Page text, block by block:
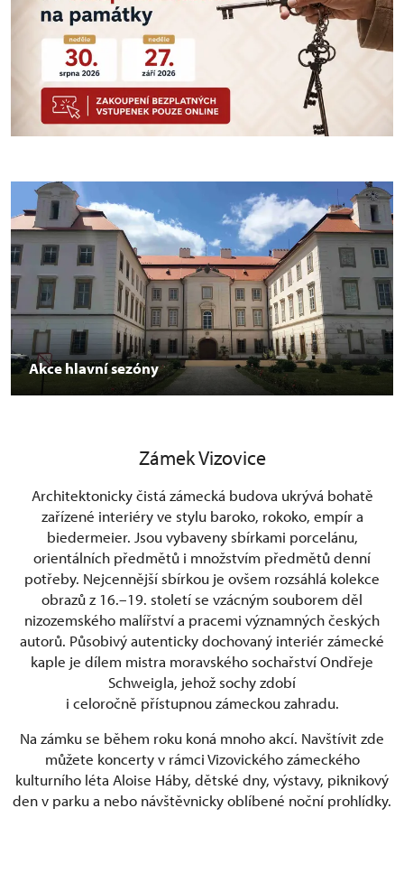
Akce hlavní sezóny
Zámek Vizovice
Architektonicky čistá zámecká budova ukrývá bohatě
zařízené interiéry ve stylu baroko, rokoko, empír a
biedermeier. Jsou vybaveny sbírkami porcelánu,
orientálních předmětů i množstvím předmětů denní
potřeby. Nejcennější sbírkou je ovšem rozsáhlá kolekce
obrazů z 16.–19. století se vzácným souborem děl
nizozemského malířství a pracemi významných českých
autorů. Působivý autenticky dochovaný interiér zámecké
kaple je dílem mistra moravského sochařství Ondřeje
Schweigla, jehož sochy zdobí
i celoročně přístupnou zámeckou zahradu.
Na zámku se během roku koná mnoho akcí. Navštívit zde
můžete koncerty v rámci Vizovického zámeckého
kulturního léta Aloise Háby, dětské dny, výstavy, piknikový
den v parku a nebo návštěvnicky oblíbené noční prohlídky.